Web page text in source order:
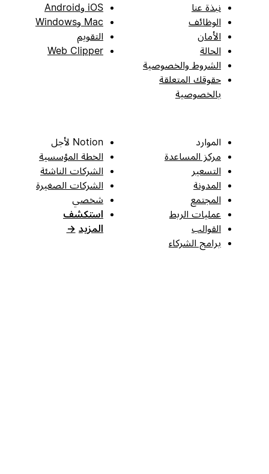
نبذة عنا
الوظائف
الأمان
الحالة
الشروط والخصوصية
حقوقك المتعلقة
بالخصوصية
iOS وAndroid
Mac وWindows
التقويم
Web Clipper
الموارد
مركز المساعدة
التسعير
المدونة
المجتمع
عمليات الربط
القوالب
برامج الشركاء
Notion لأجل
الخطة المؤسسية
الشركات الناشئة
الشركات الصغيرة
شخصي
استكشف
المزيد →